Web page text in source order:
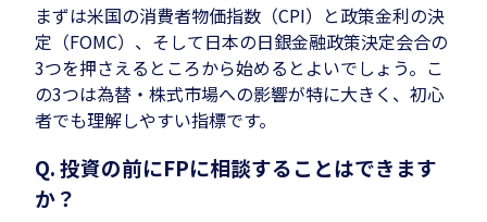
まずは米国の消費者物価指数（CPI）と政策金利の決
定（FOMC）、そして日本の日銀金融政策決定会合の
3つを押さえるところから始めるとよいでしょう。こ
の3つは為替・株式市場への影響が特に大きく、初心
者でも理解しやすい指標です。
Q. 投資の前にFPに相談することはできます
か？